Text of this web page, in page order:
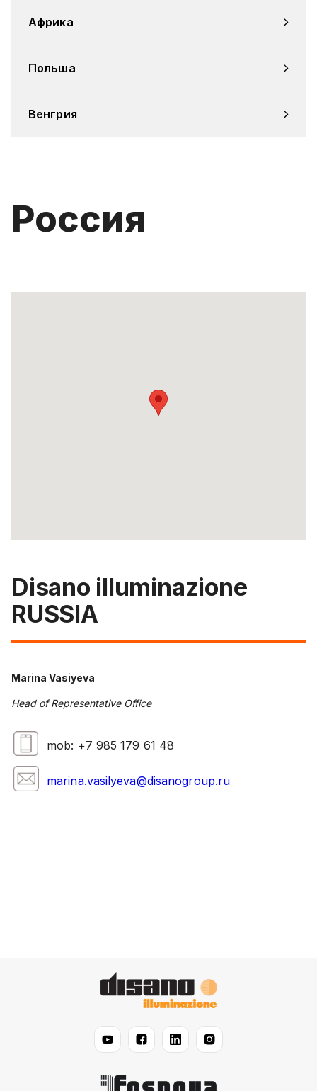
Африка
Польша
Венгрия
Россия
Disano illuminazione
RUSSIA
Marina Vasiyeva
Head of Representative Office
mob: +7 985 179 61 48
marina.vasilyeva@disanogroup.ru